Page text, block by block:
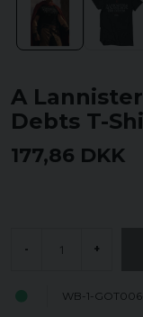
A
Debts T-
177,86 DKK
- +
WB-1-